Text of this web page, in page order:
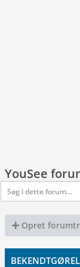
YouSee
Opret